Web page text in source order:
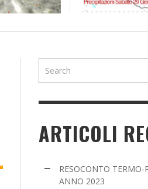
RITORNO DELL’INVERNO.
ARTICOLI
RESOCONTO TERMO-
ANNO 2023